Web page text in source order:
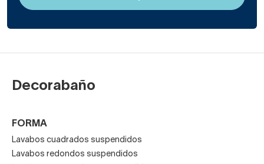
Decorabaño
FORMA
Lavabos cuadrados suspendidos
Lavabos redondos suspendidos